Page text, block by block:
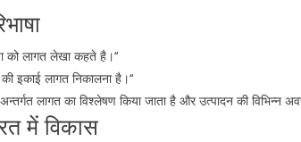
को लागत लेखा कहते है।‘‘
इकाई लागत निकालना है।‘‘
लागत का विश्लेषण किया जाता है और उत्पादन की विभिन्न
में विकास